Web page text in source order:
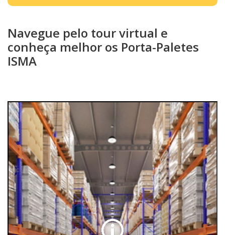
Navegue pelo tour virtual e
conheça melhor os Porta-Paletes
ISMA